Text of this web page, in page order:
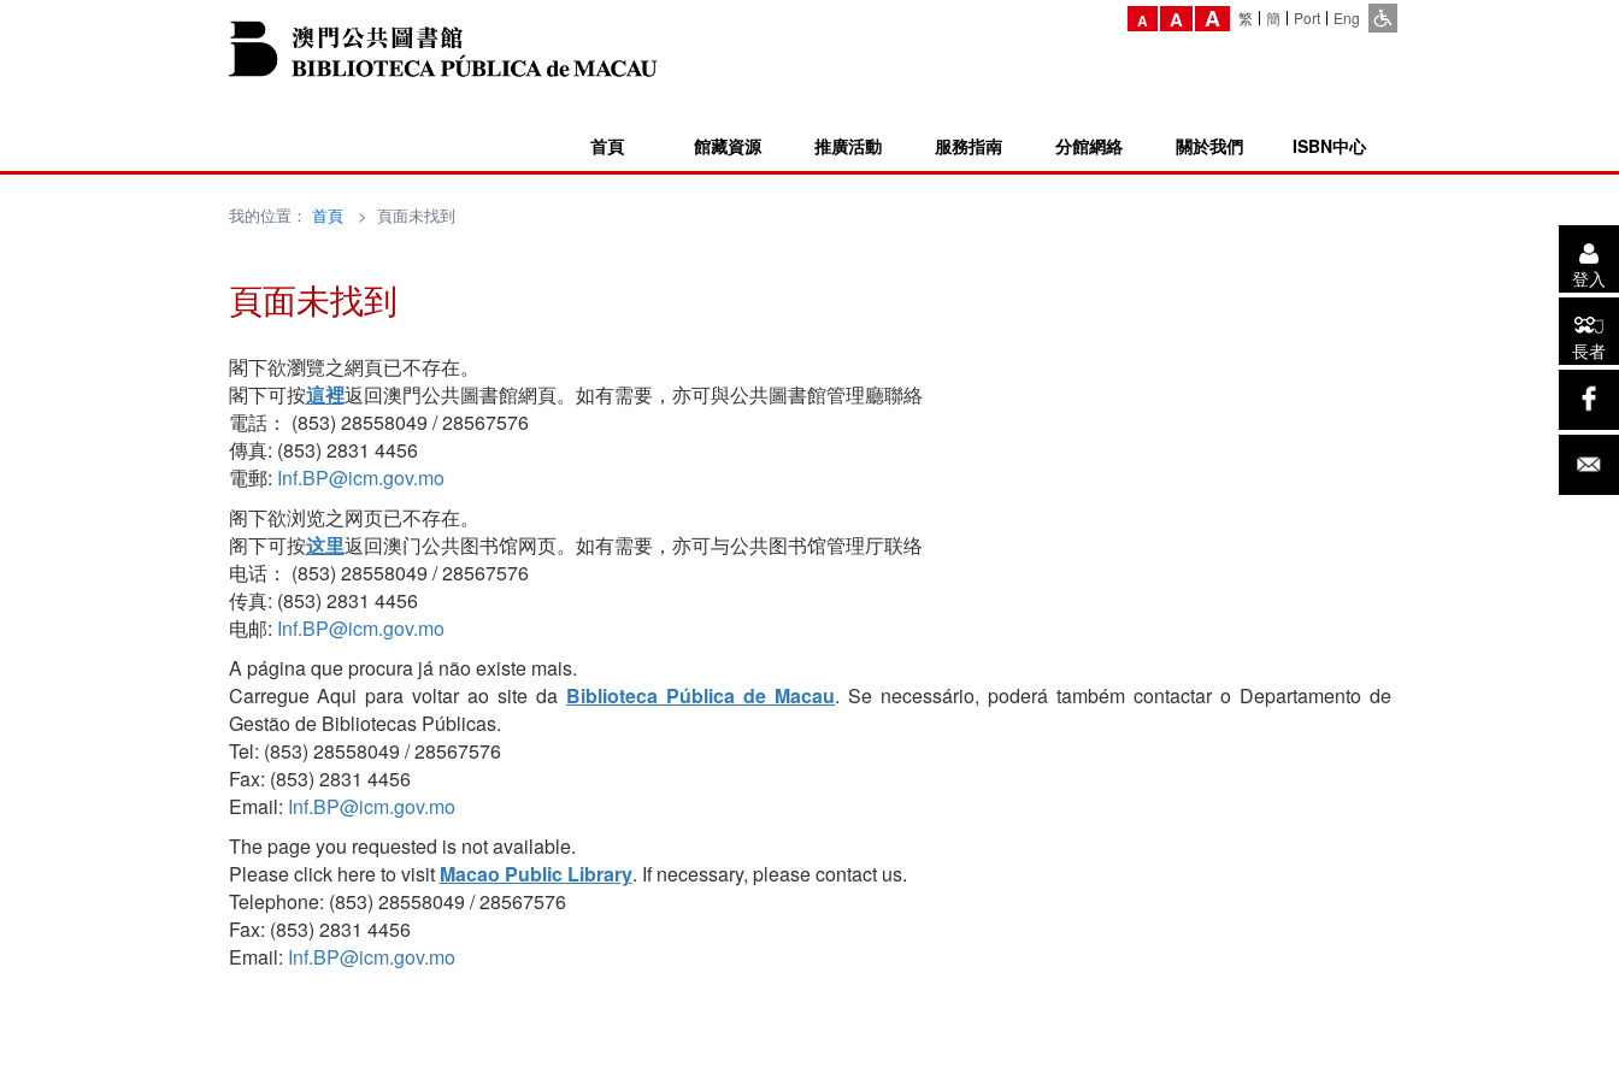
A A A 繁 簡 Port Eng
首頁 館藏資源 推廣活動 服務指南 分館網絡 關於我們 ISBN中心
登入
長者
我的位置： 首頁> 頁面未找到
頁面未找到
閣下欲瀏覽之網頁已不存在。
閣下可按這裡返回澳門公共圖書館網頁。如有需要，亦可與公共圖書館管理廳聯絡
電話： (853) 28558049 / 28567576
傳真: (853) 2831 4456
電郵: Inf.BP@icm.gov.mo
阁下欲浏览之网页已不存在。
阁下可按这里返回澳门公共图书馆网页。如有需要，亦可与公共图书馆管理厅联络
电话： (853) 28558049 / 28567576
传真: (853) 2831 4456
电邮: Inf.BP@icm.gov.mo
A página que procura já não existe mais.
Carregue Aqui para voltar ao site da Biblioteca Pública de Macau. Se necessário, poderá também contactar o Departamento de
Gestão de Bibliotecas Públicas.
Tel: (853) 28558049 / 28567576
Fax: (853) 2831 4456
Email: Inf.BP@icm.gov.mo
The page you requested is not available.
Please click here to visit Macao Public Library. If necessary, please contact us.
Telephone: (853) 28558049 / 28567576
Fax: (853) 2831 4456
Email: Inf.BP@icm.gov.mo